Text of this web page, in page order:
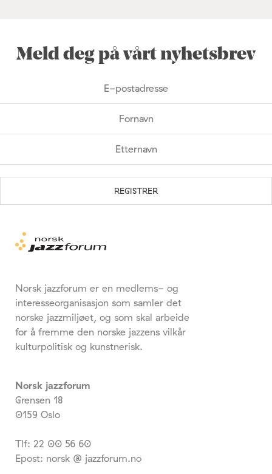
Meld deg på vårt nyhetsbrev
Norsk jazzforum er en medlems- og
interesseorganisasjon som samler det
norske jazzmiljøet, og som skal arbeide
for å fremme den norske jazzens vilkår
kulturpolitisk og kunstnerisk.
Norsk jazzforum
Grensen 18
0159 Oslo
Tlf: 22 00 56 60
Epost: norsk @ jazzforum.no